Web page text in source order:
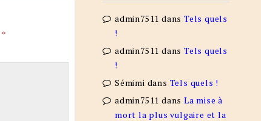
*
admin7511 dansTels quels
!
admin7511 dansTels quels
!
Sémimi dans Tels quels !
admin7511 dansLa mise à
mort la plus vulgaire et la